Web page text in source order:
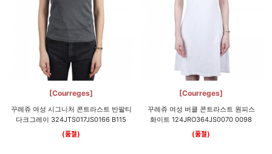
[Courreges]
꾸레쥬 여성 시그니처 콘트라스트 반팔티
다크그레이 324JTS017JS0166 B115
(품절)
[Courreges]
꾸레쥬 여성 버클 콘트라스트 원피스
화이트 124JRO364JS0070 0098
(품절)